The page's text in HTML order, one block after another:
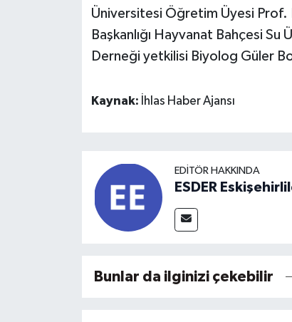
Üniversitesi Öğretim Üyesi Prof.
Başkanlığı Hayvanat Bahçesi
Derneği yetkilisi Biyolog Güler
Kaynak: İhlas Haber Ajansı
EDITÖR HAKKINDA
ESDER
Bunlar da ilginizi çekebilir